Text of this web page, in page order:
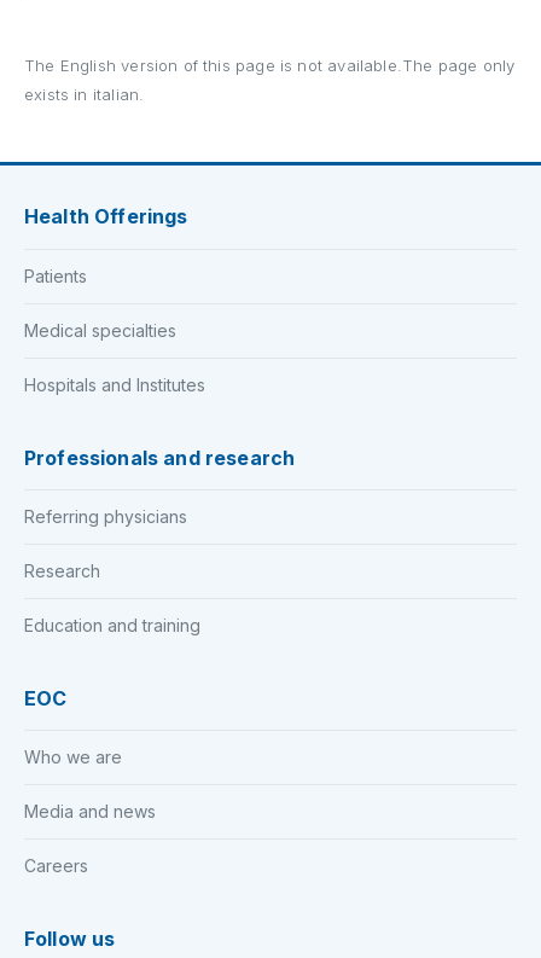
The English version of this page is not available.The page only
exists in italian.
Health Offerings
Patients
Medical specialties
Hospitals and Institutes
Professionals and research
Referring physicians
Research
Education and training
EOC
Who we are
Media and news
Careers
Follow us